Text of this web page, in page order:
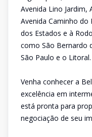
Avenida Lino Jardim,
Avenida Caminho do
dos Estados e à
como São Bernardo
São Paulo e o Litoral.
Venha conhecer a
excelência em
está pronta para
negociação de seu